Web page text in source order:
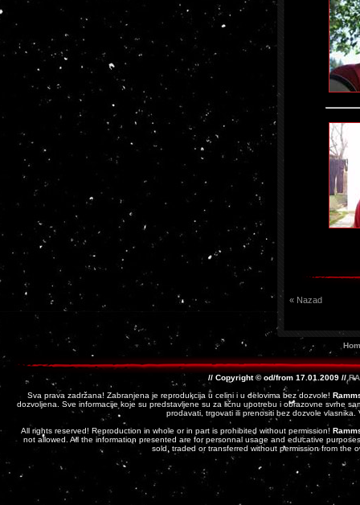
« Nazad
// Copyright © od/from 17.01.2009 //
Sva prava zadržana! Zabranjena je reprodukcija u celini i u delovima bez dozvole!
dozvoljena. Sve informacije koje su predstavljene su za ličnu upotrebu i obrazovne svrhe
prodavati, trgovati ili prenositi bez dozvole
All rights reserved! Reproduction in whole or in part is prohibited without permission!
not allowed. All the information presented are for personnal usage and educative
sold, traded or transferred without permission from the